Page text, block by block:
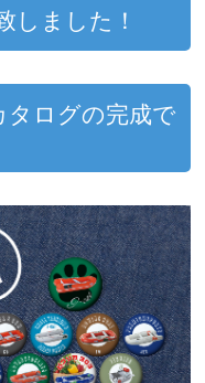
しました！
タログの完成で